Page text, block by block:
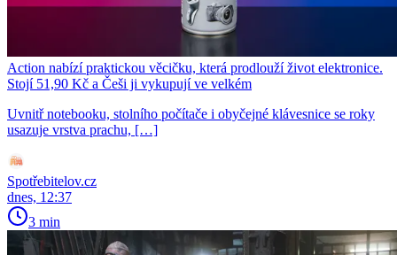
Action nabízí praktickou věcičku, která prodlouží život elektronice.
Stojí 51,90 Kč a Češi ji vykupují ve velkém
Uvnitř notebooku, stolního počítače i obyčejné klávesnice se roky
usazuje vrstva prachu, […]
Spotřebitelov.cz
dnes, 12:37
3 min